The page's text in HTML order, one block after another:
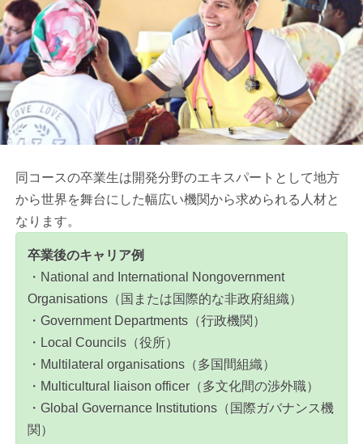
同コースの卒業生は開発分野のエキスパートとして地方
から世界を舞台にした幅広い機関から求められる人材と
なります。
卒業後のキャリア例
・National and International Nongovernment
Organisations（国または国際的な非政府組織）
・Government Departments（行政機関）
・Local Councils（役所）
・Multilateral organisations（多国間組織）
・Multicultural liaison officer（多文化間の渉外職）
・Global Governance Institutions（国際ガバナンス機
関）